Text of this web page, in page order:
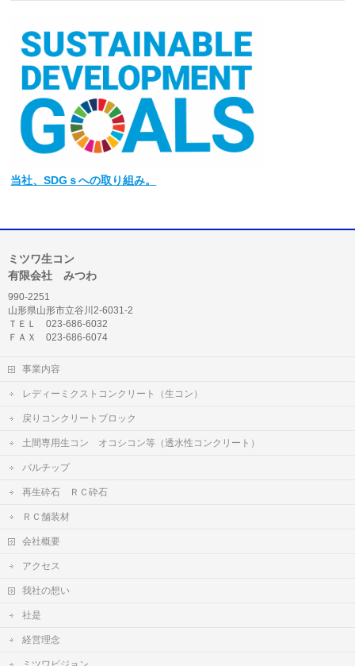
当社、SDGｓへの取り組み。
ミツワ生コン
有限会社 みつわ
990-2251
山形県山形市立谷川2-6031-2
ＴＥＬ 023-686-6032
ＦＡＸ 023-686-6074
事業内容
レディーミクストコンクリート（生コン）
戻りコンクリートブロック
土間専用生コン オコシコン等（透水性コンクリート）
バルチップ
再生砕石 ＲＣ砕石
ＲＣ舗装材
会社概要
アクセス
我社の想い
社是
経営理念